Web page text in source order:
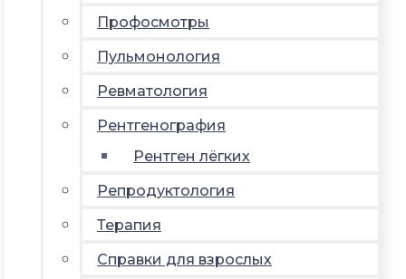
Профосмотры
Пульмонология
Ревматология
Рентгенография
Рентген лёгких
Репродуктология
Терапия
Справки для взрослых